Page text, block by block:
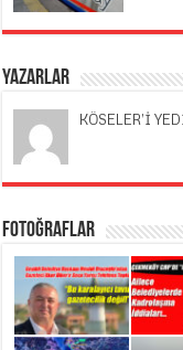
Yazarlar
KÖSELER’İ
Fotoğraflar